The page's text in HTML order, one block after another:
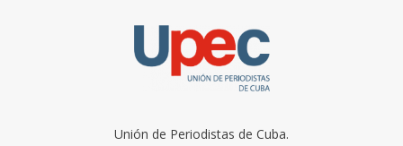
Unión de Periodistas de Cuba.